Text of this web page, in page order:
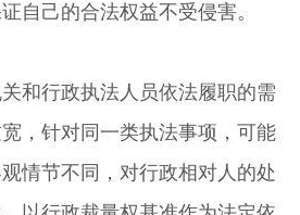
自己的合法权益不受侵害。
和行政执法人员依法履职的需
，针对同一类执法事项，可能
情节不同，对行政相对人的处